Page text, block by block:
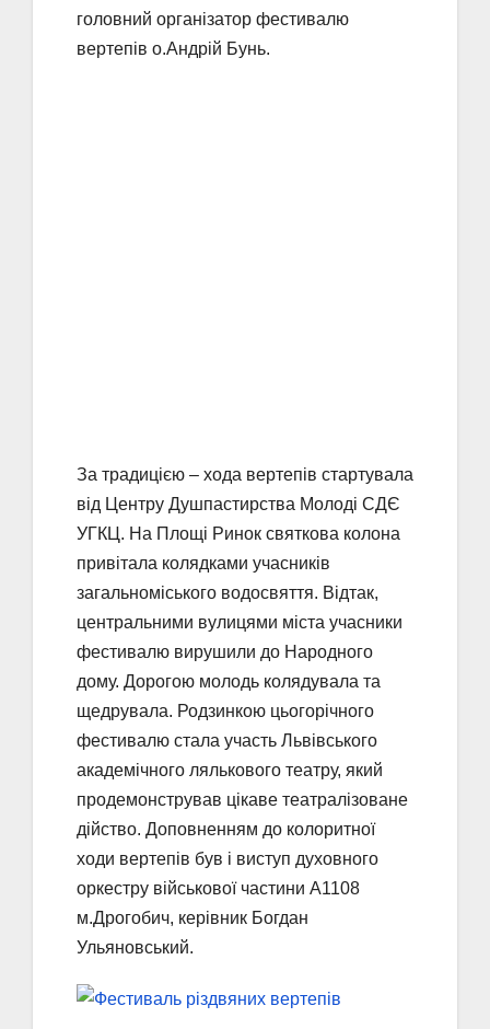
головний організатор фестивалю
вертепів о.Андрій Бунь.
За традицією – хода вертепів стартувала
від Центру Душпастирства Молоді СДЄ
УГКЦ. На Площі Ринок святкова колона
привітала колядками учасників
загальноміського водосвяття. Відтак,
центральними вулицями міста учасники
фестивалю вирушили до Народного
дому. Дорогою молодь колядувала та
щедрувала. Родзинкою цьогорічного
фестивалю стала участь Львівського
академічного лялькового театру, який
продемонстрував цікаве театралізоване
дійство. Доповненням до колоритної
ходи вертепів був і виступ духовного
оркестру військової частини А1108
м.Дрогобич, керівник Богдан
Ульяновський.